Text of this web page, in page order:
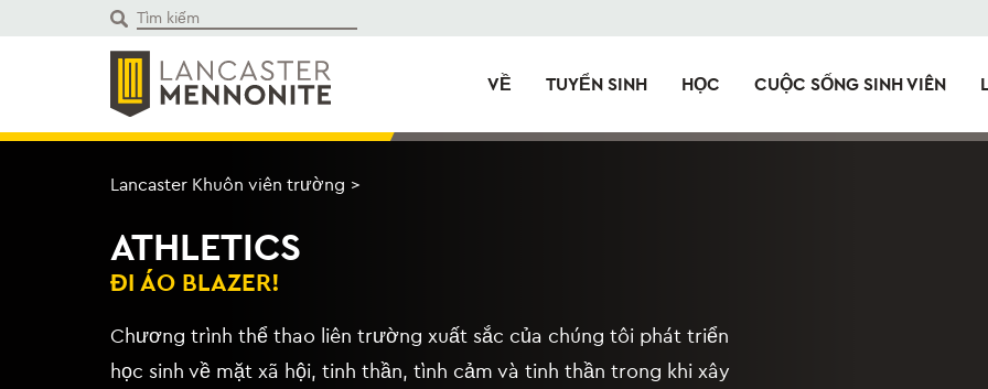
để
dung
VỀ TUYỂN SINH HỌC CUỘC SỐNG SINH VIÊN
Lancaster Khuôn viên trường >
ATHLETICS
ĐI ÁO BLAZER!
Chương trình thể thao liên trường xuất sắc của chúng tôi phát triển
học sinh về mặt xã hội, tinh thần, tình cảm và tinh thần trong khi xây